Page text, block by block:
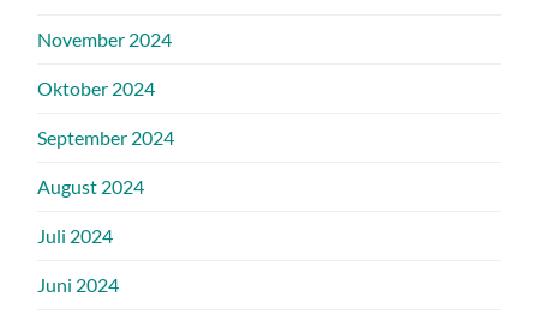
November 2024
Oktober 2024
September 2024
August 2024
Juli 2024
Juni 2024